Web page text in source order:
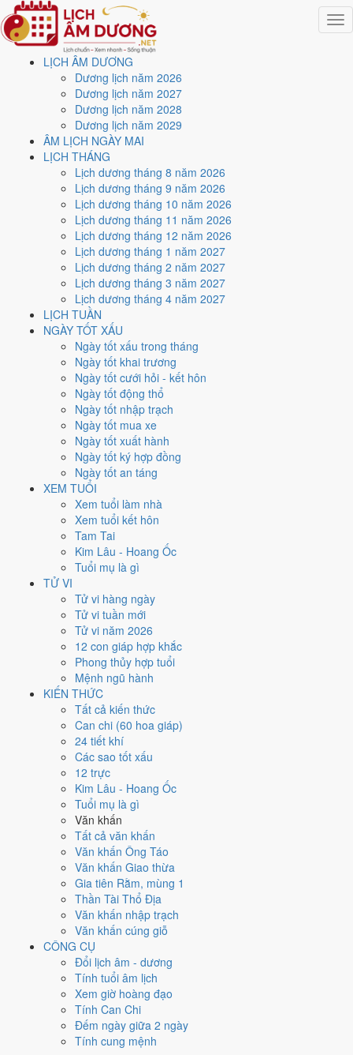
LỊCH ÂM DƯƠNG
Dương lịch năm 2026
Dương lịch năm 2027
Dương lịch năm 2028
Dương lịch năm 2029
ÂM LỊCH NGÀY MAI
LỊCH THÁNG
Lịch dương tháng 8 năm 2026
Lịch dương tháng 9 năm 2026
Lịch dương tháng 10 năm 2026
Lịch dương tháng 11 năm 2026
Lịch dương tháng 12 năm 2026
Lịch dương tháng 1 năm 2027
Lịch dương tháng 2 năm 2027
Lịch dương tháng 3 năm 2027
Lịch dương tháng 4 năm 2027
LỊCH TUẦN
NGÀY TỐT XẤU
Ngày tốt xấu trong tháng
Ngày tốt khai trương
Ngày tốt cưới hỏi - kết hôn
Ngày tốt động thổ
Ngày tốt nhập trạch
Ngày tốt mua xe
Ngày tốt xuất hành
Ngày tốt ký hợp đồng
Ngày tốt an táng
XEM TUỔI
Xem tuổi làm nhà
Xem tuổi kết hôn
Tam Tai
Kim Lâu - Hoang Ốc
Tuổi mụ là gì
TỬ VI
Tử vi hàng ngày
Tử vi tuần mới
Tử vi năm 2026
12 con giáp hợp khắc
Phong thủy hợp tuổi
Mệnh ngũ hành
KIẾN THỨC
Tất cả kiến thức
Can chi (60 hoa giáp)
24 tiết khí
Các sao tốt xấu
12 trực
Kim Lâu - Hoang Ốc
Tuổi mụ là gì
Văn khấn
Tất cả văn khấn
Văn khấn Ông Táo
Văn khấn Giao thừa
Gia tiên Rằm, mùng 1
Thần Tài Thổ Địa
Văn khấn nhập trạch
Văn khấn cúng giỗ
CÔNG CỤ
Đổi lịch âm - dương
Tính tuổi âm lịch
Xem giờ hoàng đạo
Tính Can Chi
Đếm ngày giữa 2 ngày
Tính cung mệnh
Trang chủ
Lịch năm 2036
Tháng 2/2036
Ngày 20/2/2036 (Đinh Tỵ)
Xem ngày20/2/2036
lịch - Ngày 24/1 âm lịch
(Đinh Tỵ) tốt hay xấu?
Ngày 20/2/2036 dương lịch (Thứ Tư) là ngày 24/1/2036 âm lịch
Đinh Tỵ- Cùng hành, Trực Bình, Sao Chẩn, nạp âm Sa
Trung Thổ. Tổng hòa, đây làNgày Cátvới điểm trung bình
các việc quan trọng. Giờ Hoàng Đạo trong ngày:
Mùi, Tuất, Hợi.
Ngày Dương
Tháng 2 năm 2036
Tháng 1 âm năm 2036
Tiết Vũ Thủy
Canh Tý
Bính Thìn
Ngày Đinh Tỵ có TrựcBình(ngày bình hòa, ổn định, không thiên hung
cát) nhưng gặp Sao Bảo Quang (Thiên Đức) hoàng đạo
bình 7 việc chính 6.6/10nên đây làNgày Cát
Dậu, Sửu, Thânhợp ngày; tuổi
Ngày 20/2/2036 chỉ đạt6.6/10cho việc trọng đại. Có
để thay thế, xem mục xử lý bên dưới.
Ngày 20/2/2036 tốt hay xấu cho
việc gì?
Ngày 20/2/2036 đạt6.6/10trung bình cho 7 việc chính: cao nhất là
Mua xe - tậu xe (8/10), thấp nhất là
Trực Bình (ngày bình hòa, ổn định, không thiên hung cát) nhưng gặp
Sao Bảo Quang (Thiên Đức) hoàng đạo nên điểm từng việc chênh
nhau như bảng dưới.
Cưới hỏi - đính hôn
Tốt
Cưới hỏi - đính hôn hôm nay ở
Hoàng Đạo.
Cách tính ngày tốt
Khai trương - mở cửa hàng
Tốt
Khai trương - mở cửa hàng hôm nay ở
Ngày Hoàng Đạo.